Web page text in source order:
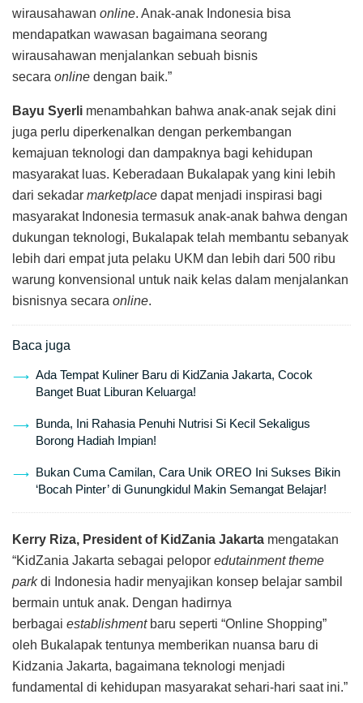
wirausahawan online. Anak-anak Indonesia bisa
mendapatkan wawasan bagaimana seorang
wirausahawan menjalankan sebuah bisnis
secara online dengan baik.”
Bayu Syerli menambahkan bahwa anak-anak sejak dini
juga perlu diperkenalkan dengan perkembangan
kemajuan teknologi dan dampaknya bagi kehidupan
masyarakat luas. Keberadaan Bukalapak yang kini lebih
dari sekadar marketplace dapat menjadi inspirasi bagi
masyarakat Indonesia termasuk anak-anak bahwa dengan
dukungan teknologi, Bukalapak telah membantu sebanyak
lebih dari empat juta pelaku UKM dan lebih dari 500 ribu
warung konvensional untuk naik kelas dalam menjalankan
bisnisnya secara online.
Baca juga
Ada Tempat Kuliner Baru di KidZania Jakarta, Cocok
Banget Buat Liburan Keluarga!
Bunda, Ini Rahasia Penuhi Nutrisi Si Kecil Sekaligus
Borong Hadiah Impian!
Bukan Cuma Camilan, Cara Unik OREO Ini Sukses Bikin
‘Bocah Pinter’ di Gunungkidul Makin Semangat Belajar!
Kerry Riza, President of KidZania Jakarta mengatakan
“KidZania Jakarta sebagai pelopor edutainment theme
parkdi Indonesia hadir menyajikan konsep belajar sambil
bermain untuk anak. Dengan hadirnya
berbagai establishmentbaru seperti “Online Shopping”
oleh Bukalapak tentunya memberikan nuansa baru di
Kidzania Jakarta, bagaimana teknologi menjadi
fundamental di kehidupan masyarakat sehari-hari saat ini.”